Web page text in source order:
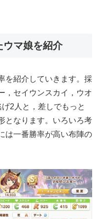
ウマ娘を紹介
を紹介していきます。採
，セイウンスカイ，ウオ
2人と，差しでもっと
となります。いろいろ考
は一番勝率が高い布陣の